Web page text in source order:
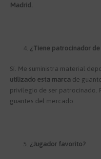
Madrid.
¿Tiene patrocinador
Sí. Me suministra material
utilizado esta marca de
privilegio de ser patrocinado.
guantes del mercado.
¿Jugador favorito?